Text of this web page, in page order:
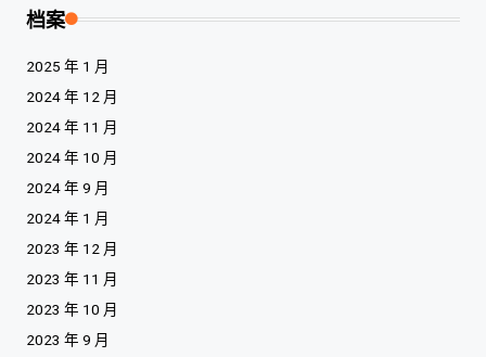
档案
2025 年 1 月
2024 年 12 月
2024 年 11 月
2024 年 10 月
2024 年 9 月
2024 年 1 月
2023 年 12 月
2023 年 11 月
2023 年 10 月
2023 年 9 月